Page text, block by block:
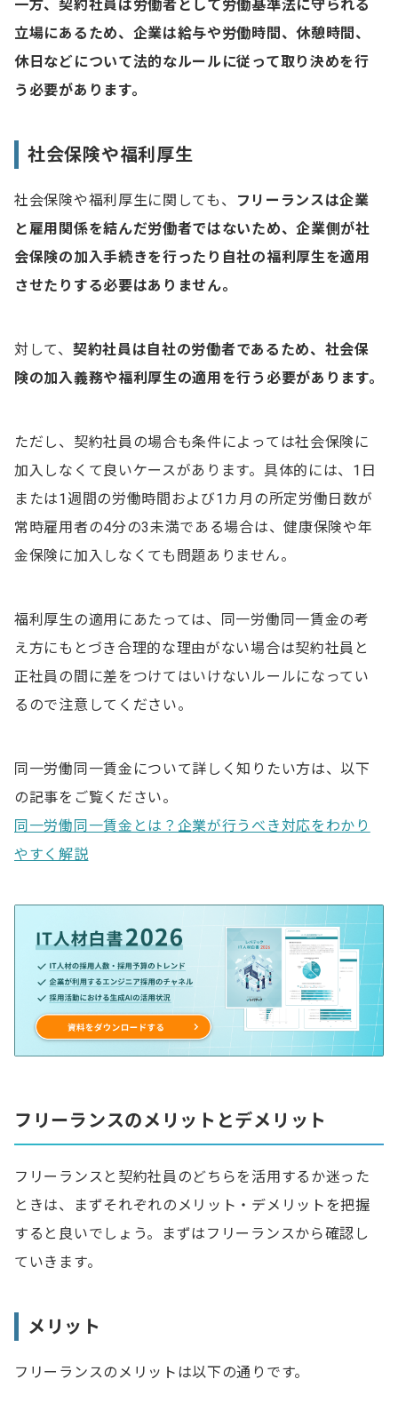
一方、契約社員は労働者として労働基準法に守られる
立場にあるため、企業は給与や労働時間、休憩時間、
休日などについて法的なルールに従って取り決めを行
う必要があります。
社会保険や福利厚生
社会保険や福利厚生に関しても、
フリーランスは企業
と雇用関係を結んだ労働者ではないため、企業側が社
会保険の加入手続きを行ったり自社の福利厚生を適用
させたりする必要はありません。
対して、 契約社員は自社の労働者であるため、社会保
険の加入義務や福利厚生の適用を行う必要があります。
ただし、契約社員の場合も条件によっては社会保険に
加入しなくて良いケースがあります。具体的には、1日
または1週間の労働時間および1カ月の所定労働日数が
常時雇用者の4分の3未満である場合は、健康保険や年
金保険に加入しなくても問題ありません。
福利厚生の適用にあたっては、同一労働同一賃金の考
え方にもとづき合理的な理由がない場合は契約社員と
正社員の間に差をつけてはいけないルールになってい
るので注意してください。
同一労働同一賃金について詳しく知りたい方は、以下
の記事をご覧ください。
同一労働同一賃金とは？企業が行うべき対応をわかり
やすく解説
フリーランスのメリットとデメリット
フリーランスと契約社員のどちらを活用するか迷った
ときは、まずそれぞれのメリット・デメリットを把握
すると良いでしょう。まずはフリーランスから確認し
ていきます。
メリット
フリーランスのメリットは以下の通りです。